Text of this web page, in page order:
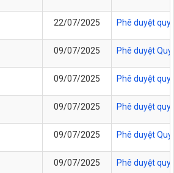
22/07/2025 Phê duyệt
09/07/2025 Phê duyệt
09/07/2025 Phê duyệt
09/07/2025 Phê duyệt
09/07/2025 Phê duyệt
09/07/2025 Phê duyệt